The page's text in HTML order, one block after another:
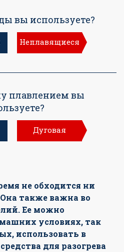
вы используете?
Неплавящиеся
плавлением вы
Дуговая
не обходится ни
также важна во
Ее можно
условиях, так
использовать в
для разогрева